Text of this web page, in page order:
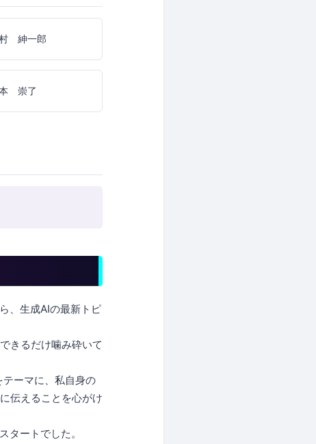
紳一郎
崇了
、生成AIの最新トピ
きるだけ噛み砕いて
ーマに、私自身の
伝えることを心がけ
タートでした。